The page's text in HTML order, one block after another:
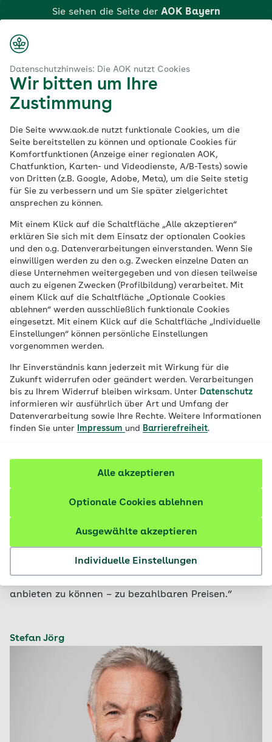
Datenschutzhinweis: Die AOK nutzt Cookies
Wir bitten um Ihre
Zustimmung
Die Seite www.aok.de nutzt funktionale Cookies, um die
Seite bereitstellen zu können und optionale Cookies für
Komfortfunktionen (Anzeige einer regionalen AOK,
Chatfunktion, Karten- und Videodienste, A/B-Tests) sowie
von Dritten (z.B. Google, Adobe, Meta), um die Seite stetig
für Sie zu verbessern und um Sie später zielgerichtet
ansprechen zu können.
Mit einem Klick auf die Schaltfläche „Alle akzeptieren“
erklären Sie sich mit dem Einsatz der optionalen Cookies
und den o.g. Datenverarbeitungen einverstanden. Wenn Sie
einwilligen werden zu den o.g. Zwecken einzelne Daten an
diese Unternehmen weitergegeben und von diesen teilweise
auch zu eigenen Zwecken (Profilbildung) verarbeitet. Mit
einem Klick auf die Schaltfläche „Optionale Cookies
ablehnen“ werden ausschließlich funktionale Cookies
eingesetzt. Mit einem Klick auf die Schaltfläche „Individuelle
Einstellungen“ können persönliche Einstellungen
vorgenommen werden.
Ihr Einverständnis kann jederzeit mit Wirkung für die
Zukunft widerrufen oder geändert werden. Verarbeitungen
bis zu Ihrem Widerruf bleiben wirksam. Unter Datenschutz
informieren wir ausführlich über Art und Umfang der
Datenverarbeitung sowie Ihre Rechte. Weitere Informationen
finden Sie unter
Impressum und Barrierefreiheit.
Individuelle Einstellungen
Ausgewählte akzeptieren
Optionale Cookies ablehnen
Alle akzeptieren
Hauptinhalt
springen
Sie sehen die Seite der AOK Bayern
Klicken Sie hier, wenn Sie zu einer anderen AOK
wechseln möchten.
AOK Garmisch-
Partenkirchen
Die Direktionsleitung der
AOK Garmisch-
Partenkirchen
Die Direktion und der Direktionsbeirat bestehen aus
erfahrenen Fachleuten aus der Region.
Stefan Schackmann
„Ich mache mich stark für die AOK, um Ihnen,
unseren Kunden, eine optimale, auf Qualität und
anbieten zu können – zu bezahlbaren Preisen.“
Stefan Jörg